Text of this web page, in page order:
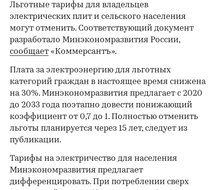
Льготные тарифы для владельцев
электрических плит и сельского населения
могут отменить. Соответствующий документ
разработало Минэкономразвития России,
сообщает «Коммерсантъ».
Плата за электроэнергию для льготных
категорий граждан в настоящее время снижена
на 30%. Минэкономразвития предлагает с 2020
до 2033 года поэтапно довести понижающий
коэффициент от 0,7 до 1. Полностью отменить
льготы планируется через 15 лет, следует из
публикации.
Тарифы на электричество для населения
Минэкономразвития предлагает
дифференцировать. При потреблении сверх